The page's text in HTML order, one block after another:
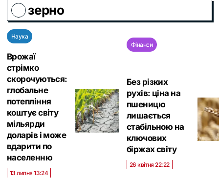
зерно
Наука
Врожаї
стрімко
скорочуються:
глобальне
потепління
коштує світу
мільярди
доларів і може
вдарити по
населенню
13 липня 13:24
Фінанси
Без різких
рухів: ціна на
пшеницю
лишається
стабільною на
ключових
біржах світу
26 квітня 22:22